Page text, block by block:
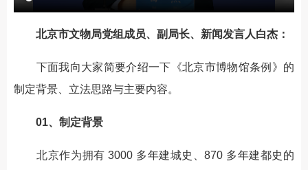
北京市文物局党组成员、副局长、新闻发言人白杰：
下面我向大家简要介绍一下《北京市博物馆条例》的
制定背景、立法思路与主要内容。
01、制定背景
北京作为拥有 3000 多年建城史、870 多年建都史的